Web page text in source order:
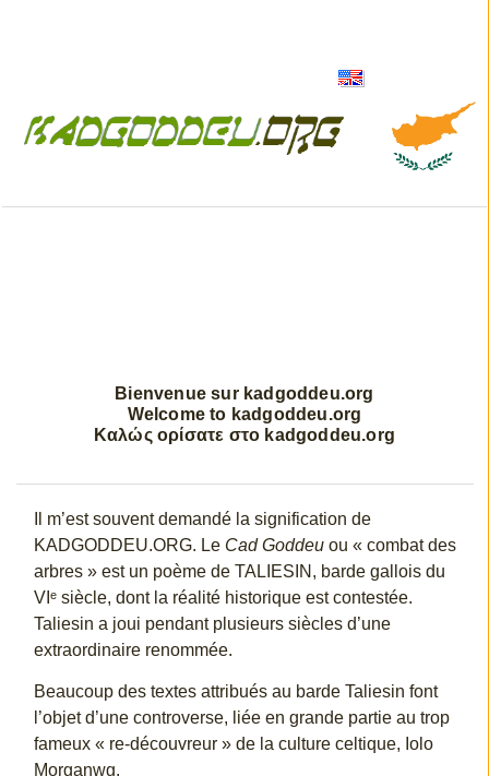
Bienvenue sur kadgoddeu.org
Welcome to kadgoddeu.org
Καλώς ορίσατε στο kadgoddeu.org
Il m’est souvent demandé la signification de
KADGODDEU.ORG. Le Cad Goddeuou « combat des
arbres » est un poème de TALIESIN, barde gallois du
VIᵉ siècle, dont la réalité historique est contestée.
Taliesin a joui pendant plusieurs siècles d’une
extraordinaire renommée.
Beaucoup des textes attribués au barde Taliesin font
l’objet d’une controverse, liée en grande partie au trop
fameux « re-découvreur » de la culture celtique, Iolo
Morganwg.